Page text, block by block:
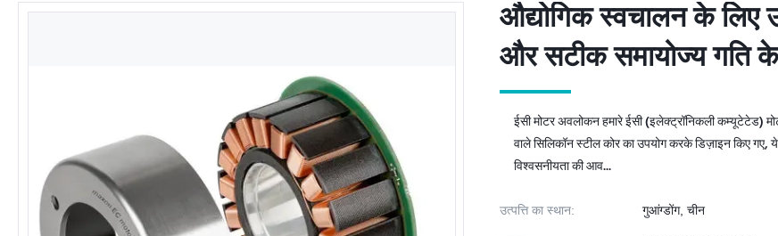
औद्योगिक स्वचालन के लिए
और सटीक समायोज्य गति के
औद्योगिक स्वचालन के लिए
और सटीक समायोज्य गति के
ईसी मोटर अवलोकन हमारे ईसी (इलेक्ट्रॉनिकली कम्यूटेटेड)
वाले सिलिकॉन स्टील कोर का उपयोग करके डिज़ाइन किए
विश्वसनीयता की आव...
उत्पत्ति का स्थान: गुआंग्डोंग, चीन